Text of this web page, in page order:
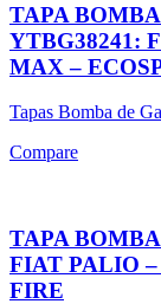
TAPA
YTBG38241:
MAX –
Tapas Bomba de
Compare
TAPA
FIAT PALIO –
FIRE